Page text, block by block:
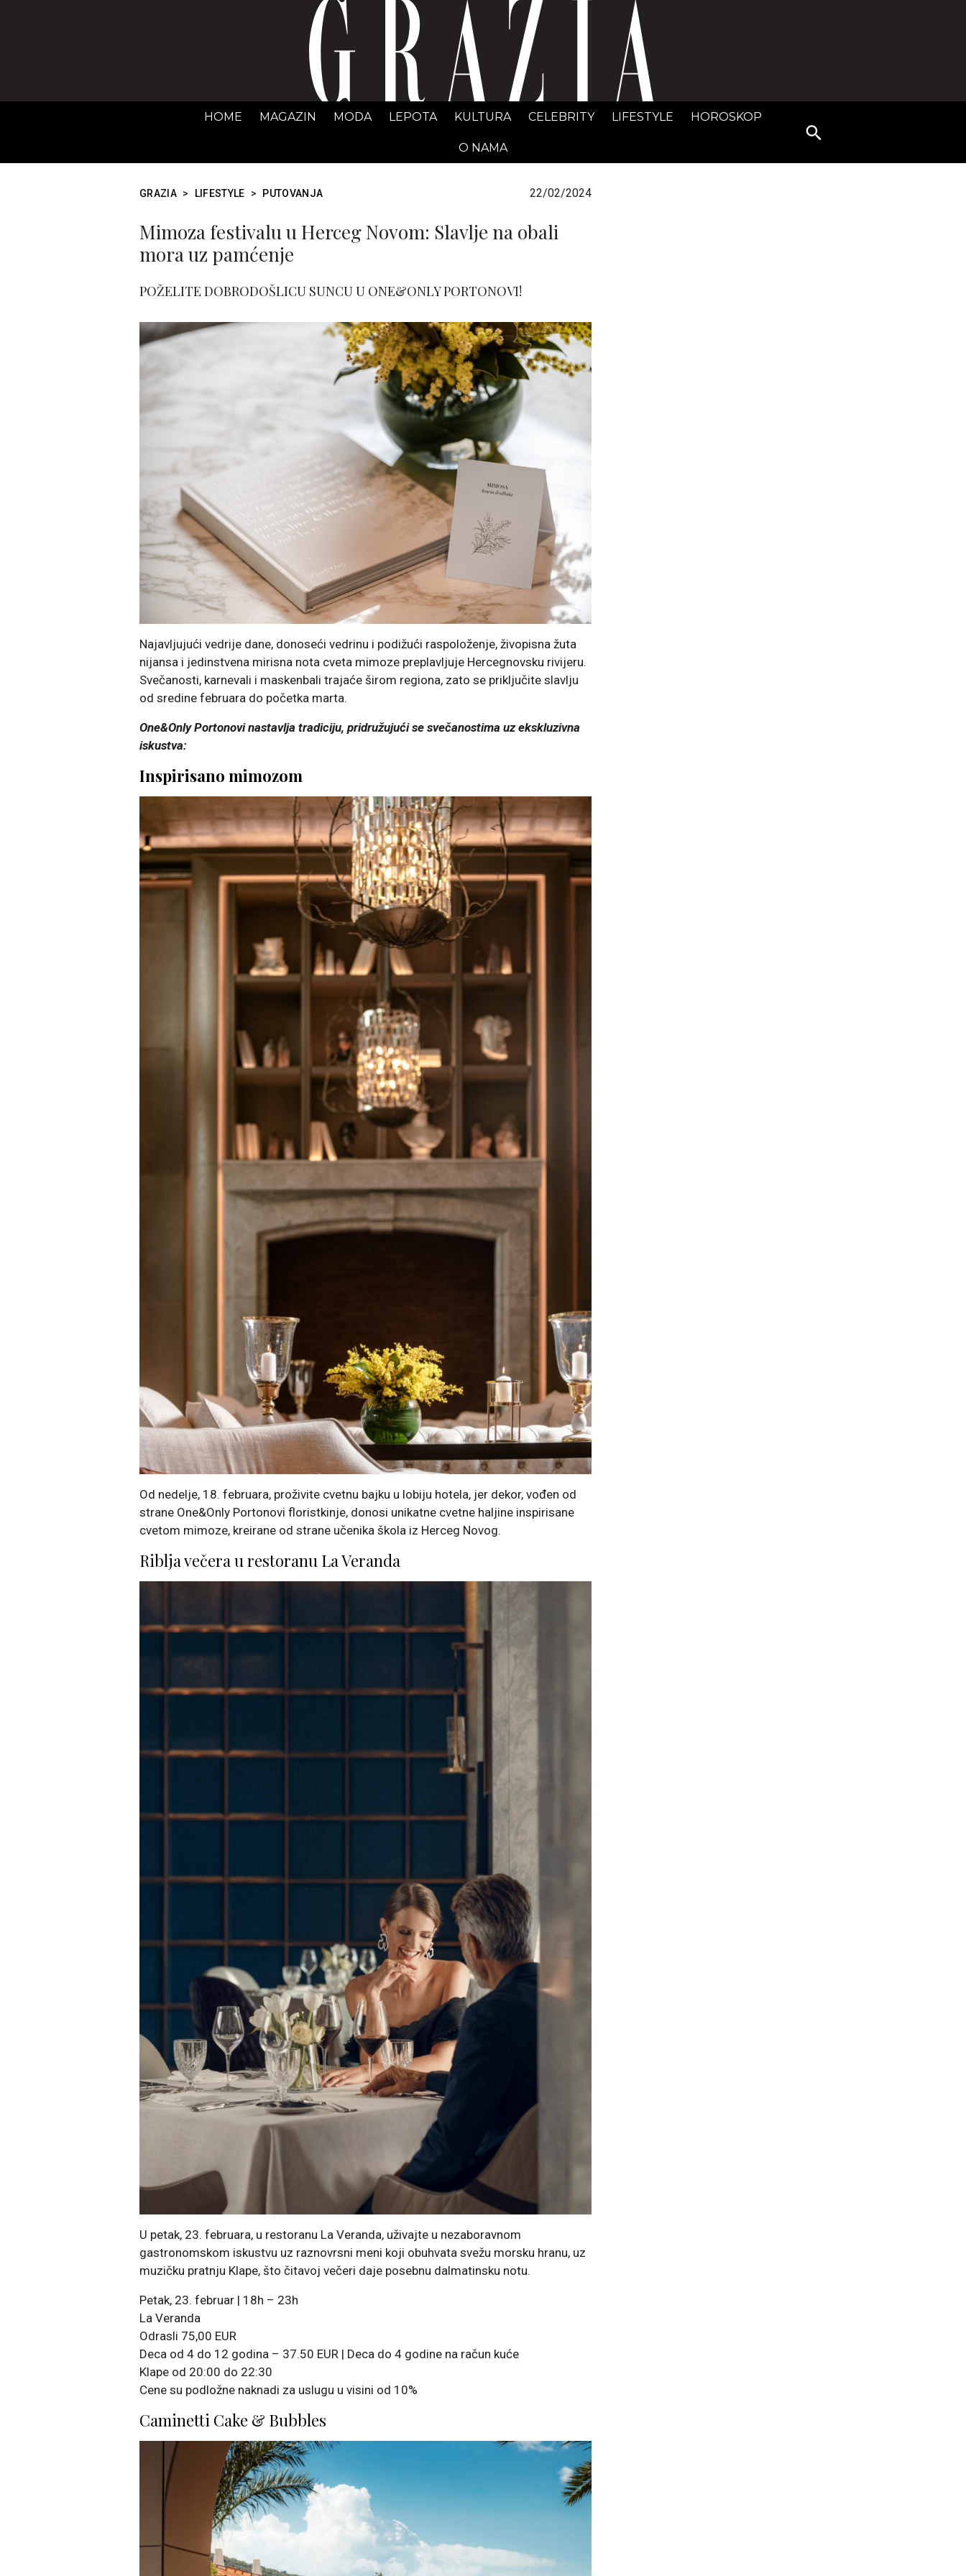
GRAZIA Srbija
HOME MAGAZIN MODA LEPOTA KULTURA CELEBRITY LIFESTYLE HOROSKOP
O NAMA
Search
for:
GRAZIA > LIFESTYLE > PUTOVANJA 22/02/2024
Mimoza festivalu u Herceg Novom: Slavlje na obali
mora uz pamćenje
POŽELITE DOBRODOŠLICU SUNCU U ONE&ONLY PORTONOVI!
Najavljujući vedrije dane, donoseći vedrinu i podižući raspoloženje, živopisna žuta
nijansa i jedinstvena mirisna nota cveta mimoze preplavljuje Hercegnovsku rivijeru.
Svečanosti, karnevali i maskenbali trajaće širom regiona, zato se priključite slavlju
od sredine februara do početka marta.
One&Only Portonovi nastavlja tradiciju, pridružujući se svečanostima uz ekskluzivna
iskustva:
Inspirisano mimozom
Od nedelje, 18. februara, proživite cvetnu bajku u lobiju hotela, jer dekor, vođen od
strane One&Only Portonovi floristkinje, donosi unikatne cvetne haljine inspirisane
cvetom mimoze, kreirane od strane učenika škola iz Herceg Novog.
Riblja večera u restoranu La Veranda
U petak, 23. februara, u restoranu La Veranda, uživajte u nezaboravnom
gastronomskom iskustvu uz raznovrsni meni koji obuhvata svežu morsku hranu, uz
muzičku pratnju Klape, što čitavoj večeri daje posebnu dalmatinsku notu.
Petak, 23. februar | 18h – 23h
La Veranda
Odrasli 75,00 EUR
Deca od 4 do 12 godina – 37.50 EUR | Deca do 4 godine na račun kuće
Klape od 20:00 do 22:30
Cene su podložne naknadi za uslugu u visini od 10%
Caminetti Cake & Bubbles